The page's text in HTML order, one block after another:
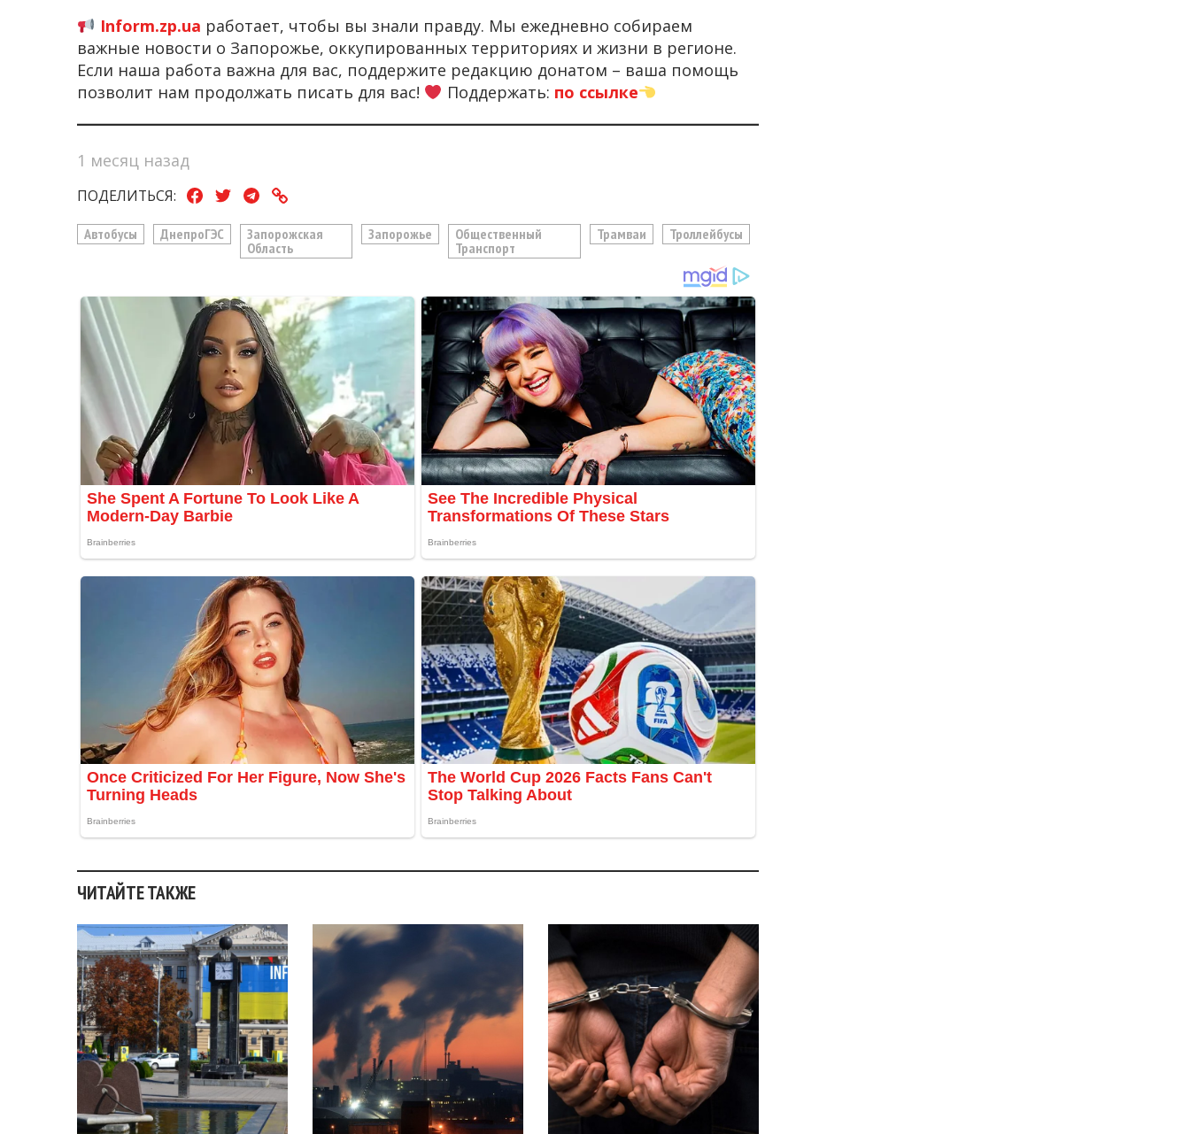
Inform.zp.ua работает, чтобы вы знали правду. Мы ежедневно собираем
важные новости о Запорожье, оккупированных территориях и жизни в регионе.
Если наша работа важна для вас, поддержите редакцию донатом – ваша помощь
позволит нам продолжать писать для вас!
Поддержать: по ссылке
1 месяц назад
ПОДЕЛИТЬСЯ:
Автобусы ДнепроГЭС
Запорожская
Область
Запорожье
Общественный
Транспорт
Трамваи Троллейбусы
ЧИТАЙТЕ ТАКЖЕ